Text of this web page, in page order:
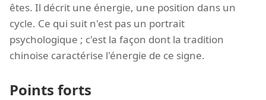
êtes. Il décrit une énergie, une position dans un
cycle. Ce qui suit n'est pas un portrait
psychologique ; c'est la façon dont la tradition
chinoise caractérise l'énergie de ce signe.
Points forts